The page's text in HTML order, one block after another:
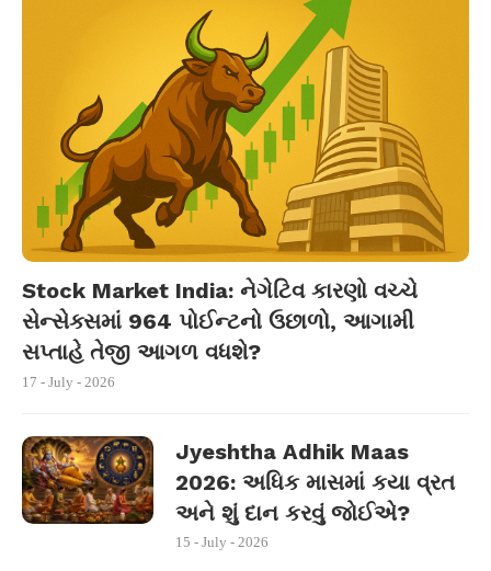
Stock Market India: નેગેટિવ કારણો વચ્ચે
સેન્સેક્સમાં 964 પોઈન્ટનો ઉછાળો, આગામી
સપ્તાહે તેજી આગળ વધશે?
17 - July - 2026
Jyeshtha Adhik Maas
2026: અધિક માસમાં કયા વ્રત
અને શું દાન કરવું જોઈએ?
15 - July - 2026